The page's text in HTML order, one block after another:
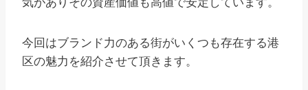
今回はブランド力のある街がいくつも存在する港
区の魅力を紹介させて頂きます。